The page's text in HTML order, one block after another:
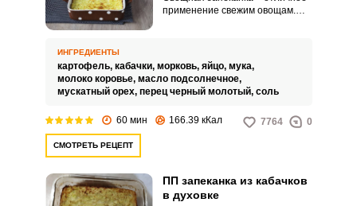
применение свежим овощам.
ИНГРЕДИЕНТЫ
картофель, кабачки, морковь, яйцо, мука,
молоко коровье, масло подсолнечное,
мускатный орех, перец черный молотый, соль
60 мин 166.39 кКал 7764 0
СМОТРЕТЬ РЕЦЕПТ
ПП запеканка из кабачков
в духовке